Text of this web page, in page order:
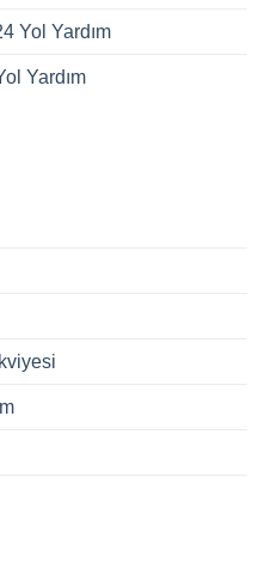
Yol Yardım
Yardım